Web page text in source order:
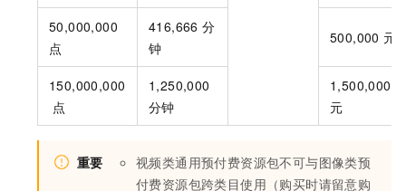
50,000,000
点
416,666 分
钟
500,000 元
150,000,000
点
1,250,000
分钟
1,500,000
元
重要
视频类通用预付费资源包不可与图像类预
付费资源包跨类目使用（购买时请留意购